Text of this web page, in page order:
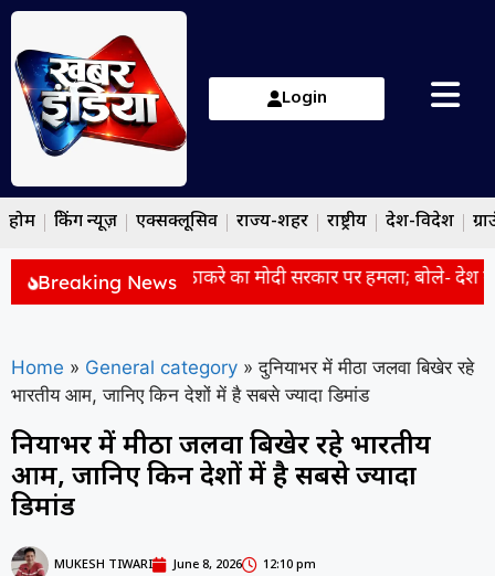
Login
होम ब्रेकिंग न्यूज़ एक्सक्लूसिव राज्य-शहर राष्ट्रीय देश-विदेश
Breaking News
पहले की शांति’, उद्धव ठाकरे का मोदी सरकार पर हमला; बोले- देश में
Home » General category » दुनियाभर में मीठा जलवा बिखेर रहे
भारतीय आम, जानिए किन देशों में है सबसे ज्यादा डिमांड
दुनियाभर में मीठा जलवा बिखेर रहे भारतीय
आम, जानिए किन देशों में है सबसे ज्यादा
डिमांड
MUKESH TIWARI June 8, 2026 12:10 pm